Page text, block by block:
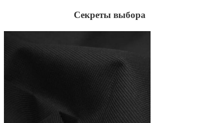
Секреты выбора